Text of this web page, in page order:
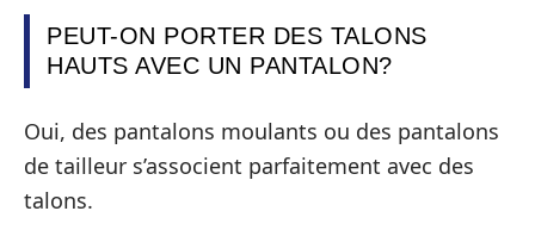
PEUT-ON PORTER DES TALONS
HAUTS AVEC UN PANTALON?
Oui, des pantalons moulants ou des pantalons
de tailleur s’associent parfaitement avec des
talons.